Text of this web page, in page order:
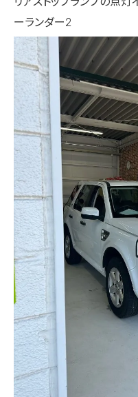
ーランダー2